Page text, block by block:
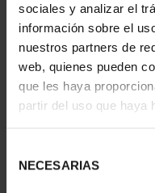
sociales y analizar el
información sobre el
nuestros partners de
web, quienes pueden
que les haya
partir del uso que haya
NECESARIAS
ORDENAR POR:
1 Productos encontrados